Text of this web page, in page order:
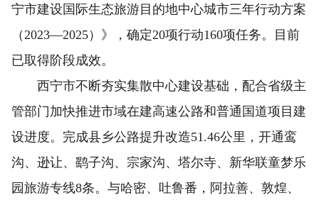
宁市建设国际生态旅游目的地中心城市三年行动方案
（2023—2025）》，确定20项行动160项任务。目前
已取得阶段成效。
西宁市不断夯实集散中心建设基础，配合省级主
管部门加快推进市域在建高速公路和普通国道项目建
设进度。完成县乡公路提升改造51.46公里，开通鸾
沟、逊让、鹞子沟、宗家沟、塔尔寺、新华联童梦乐
园旅游专线8条。与哈密、吐鲁番，阿拉善、敦煌、